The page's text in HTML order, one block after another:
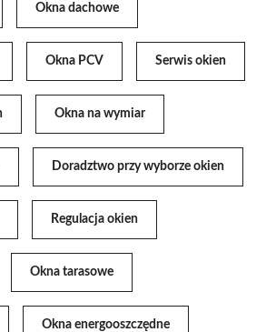
Okna dachowe
Okna PCV Serwis okien
Okna na wymiar
Doradztwo przy wyborze okien
Regulacja okien
Okna tarasowe
Okna energooszczędne